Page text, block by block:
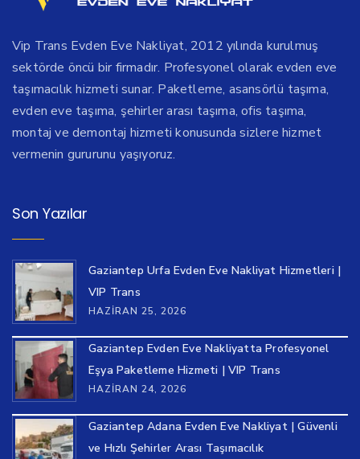
Vip Trans Evden Eve Nakliyat, 2012 yılında kurulmuş
sektörde öncü bir firmadır. Profesyonel olarak evden eve
taşımacılık hizmeti sunar. Paketleme, asansörlü taşıma,
evden eve taşıma, şehirler arası taşıma, ofis taşıma,
montaj ve demontaj hizmeti konusunda sizlere hizmet
vermenin gururunu yaşıyoruz.
Son Yazılar
Gaziantep Urfa Evden Eve Nakliyat Hizmetleri |
VIP Trans
HAZIRAN 25, 2026
Gaziantep Evden Eve Nakliyatta Profesyonel
Eşya Paketleme Hizmeti | VIP Trans
HAZIRAN 24, 2026
Gaziantep Adana Evden Eve Nakliyat | Güvenli
ve Hızlı Şehirler Arası Taşımacılık